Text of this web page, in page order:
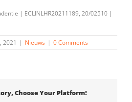
| ECLINLHR20211189, 20/02510 |
2021 | Nieuws | 0 Comments
Choose Your Platform!